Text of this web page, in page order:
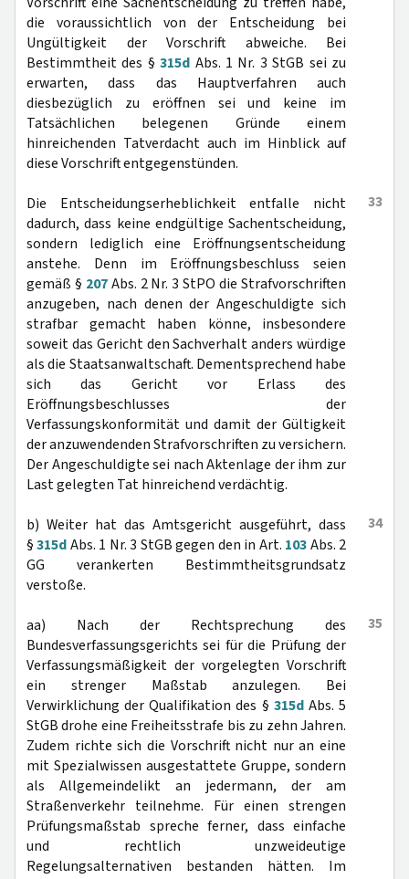
die voraussichtlich von der Entscheidung bei
Ungültigkeit der Vorschrift abweiche. Bei
Bestimmtheit des §315d Abs. 1 Nr. 3 StGB sei zu
erwarten, dass das Hauptverfahren auch
diesbezüglich zu eröffnen sei und keine im
Tatsächlichen belegenen Gründe einem
hinreichenden Tatverdacht auch im Hinblick auf
diese Vorschrift entgegenstünden.
33
Die Entscheidungserheblichkeit entfalle nicht
dadurch, dass keine endgültige Sachentscheidung,
sondern lediglich eine Eröffnungsentscheidung
anstehe. Denn im Eröffnungsbeschluss seien
gemäß § 207Abs. 2 Nr. 3 StPO die Strafvorschriften
anzugeben, nach denen der Angeschuldigte sich
strafbar gemacht haben könne, insbesondere
soweit das Gericht den Sachverhalt anders würdige
als die Staatsanwaltschaft. Dementsprechend habe
sich das Gericht vor Erlass des
Eröffnungsbeschlusses der
Verfassungskonformität und damit der Gültigkeit
der anzuwendenden Strafvorschriften zu versichern.
Der Angeschuldigte sei nach Aktenlage der ihm zur
Last gelegten Tat hinreichend verdächtig.
34
b) Weiter hat das Amtsgericht ausgeführt, dass
§315dAbs. 1 Nr. 3 StGB gegen den in Art. 103Abs. 2
GG verankerten Bestimmtheitsgrundsatz
verstoße.
35
aa) Nach der Rechtsprechung des
Bundesverfassungsgerichts sei für die Prüfung der
Verfassungsmäßigkeit der vorgelegten Vorschrift
ein strenger Maßstab anzulegen. Bei
Verwirklichung der Qualifikation des § 315dAbs. 5
StGB drohe eine Freiheitsstrafe bis zu zehn Jahren.
Zudem richte sich die Vorschrift nicht nur an eine
mit Spezialwissen ausgestattete Gruppe, sondern
als Allgemeindelikt an jedermann, der am
Straßenverkehr teilnehme. Für einen strengen
Prüfungsmaßstab spreche ferner, dass einfache
und rechtlich unzweideutige
Regelungsalternativen bestanden hätten. Im